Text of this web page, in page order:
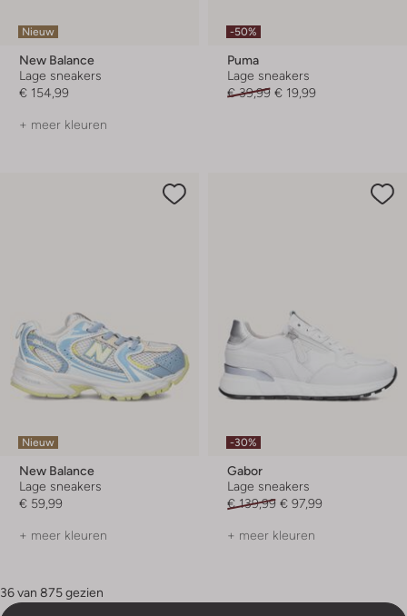
Nieuw
New Balance
Lage sneakers
€ 154,99
+ meer kleuren
-50%
Puma
Lage sneakers
€ 39,99 € 19,99
Nieuw
New Balance
Lage sneakers
€ 59,99
+ meer kleuren
-30%
Gabor
Lage sneakers
€ 139,99 € 97,99
+ meer kleuren
36 van 875 gezien